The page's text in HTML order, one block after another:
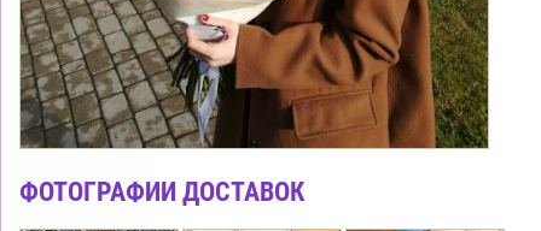
ФОТОГРАФИИ ДОСТАВОК